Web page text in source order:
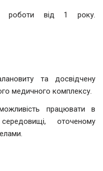
роботи від 1 року.
та досвідчену
медичного комплексу.
працювати в
оточеному